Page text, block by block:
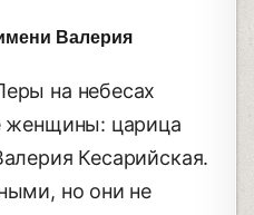
Валерия
на небесах
женщины: царица
Кесарийская.
но они не